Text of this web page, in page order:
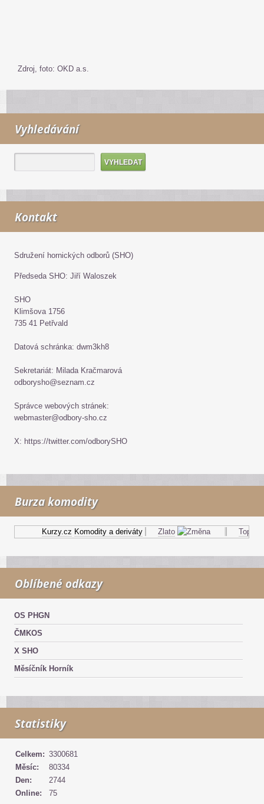
Zdroj, foto: OKD a.s.
Vyhledávání
Kontakt
Sdružení hornických odborů (SHO)
Předseda SHO: Jiří Waloszek
SHO
Klimšova 1756
735 41 Petřvald
Datová schránka: dwm3kh8
Sekretariát: Milada Kračmarová
odborysho@seznam.cz
Správce webových stránek:
webmaster@odbory-sho.cz
X: https://twitter.com/odborySHO
Burza komodity
Kurzy.cz Komodity a deriváty Zlato Topný
Oblíbené odkazy
OS PHGN
ČMKOS
X SHO
Měsíčník Horník
Statistiky
Online: 75
Celkem: 3300681
Měsíc:
80334
Den:
2744